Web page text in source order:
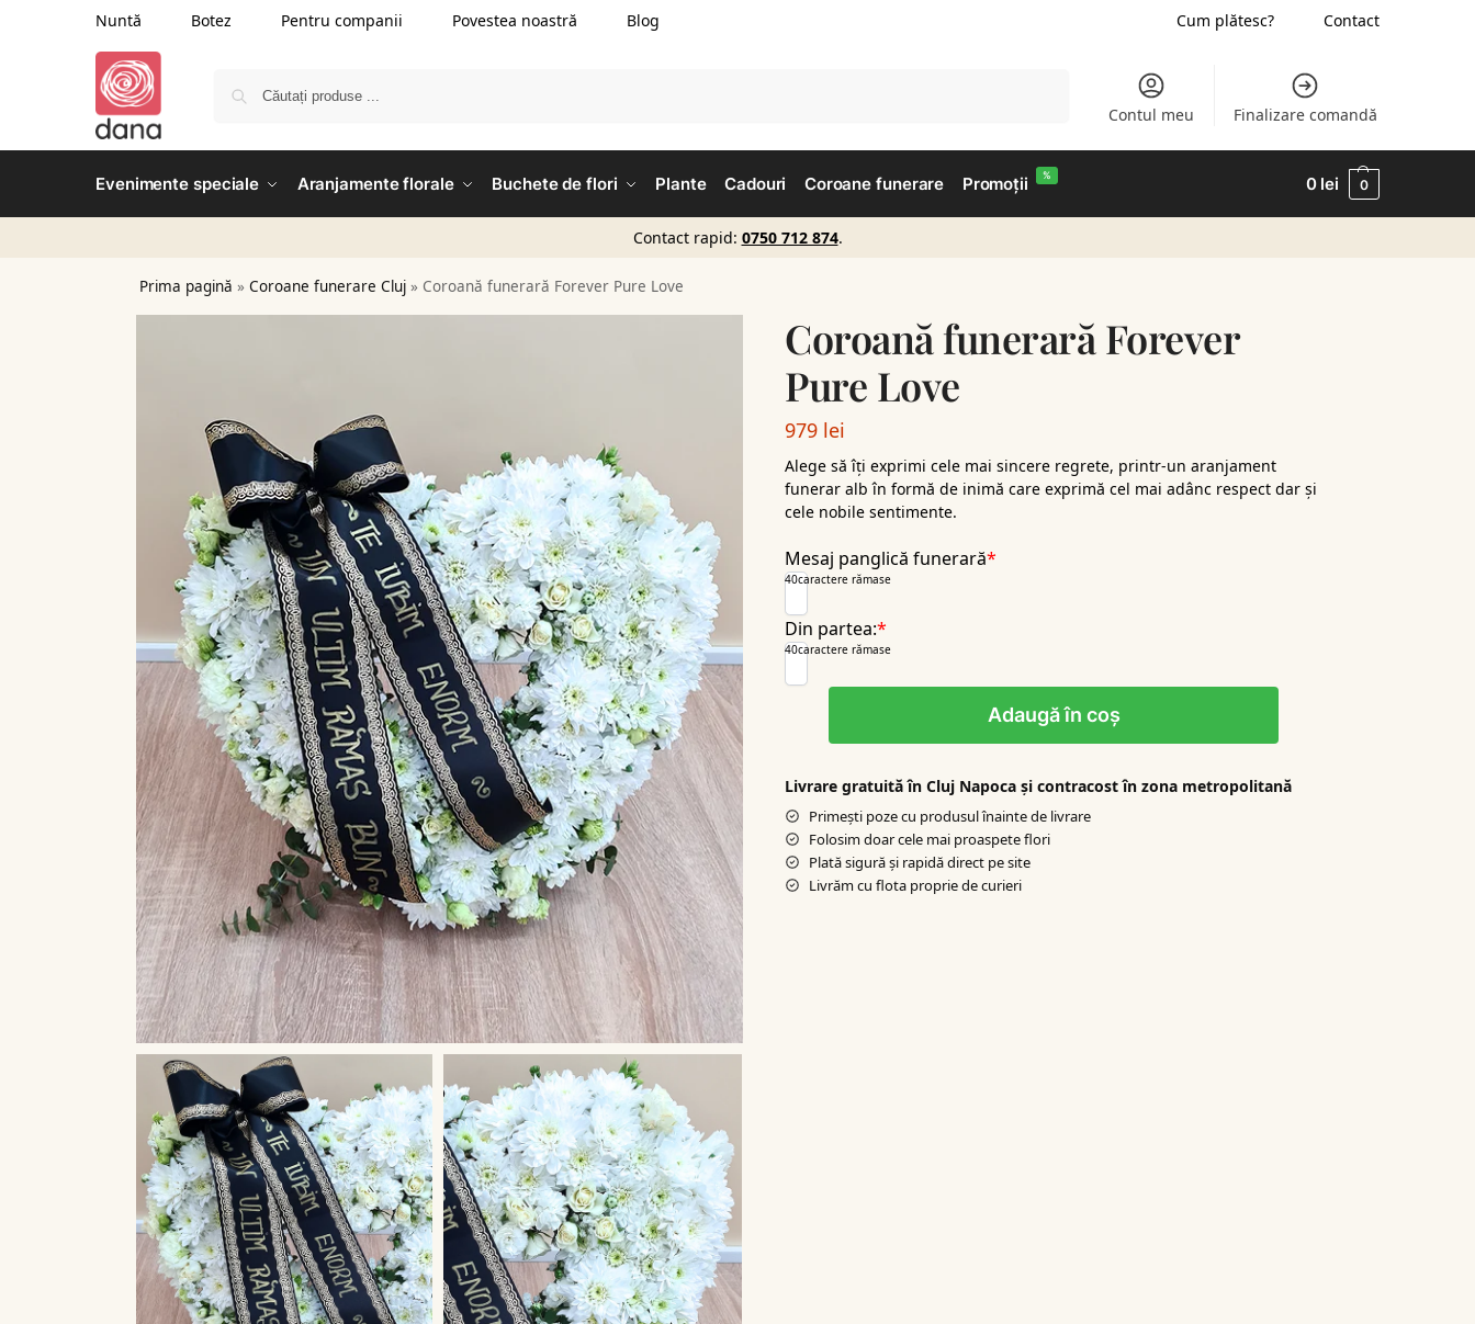
Nuntă Botez Pentru companii Povestea noastră Blog Cum plătesc? Contact
Contul meu Finalizare comandă
Evenimente speciale Aranjamente florale Buchete de flori Plante Cadouri Coroane funerare Promoții % 0 lei 0
Contact rapid: 0750 712 874.
Prima pagină »Coroane funerare Cluj » Coroană funerară Forever Pure Love
Coroană funerară Forever
Pure Love
979 lei
Alege să îți exprimi cele mai sincere regrete, printr-un aranjament
funerar alb în formă de inimă care exprimă cel mai adânc respect dar și
cele nobile sentimente.
*
Mesaj panglică funerară
40caractere rămase
*
Din partea:
40caractere rămase
Adaugă în coș
Livrare gratuită în Cluj Napoca şi contracost în zona metropolitană
Primești poze cu produsul înainte de livrare
Folosim doar cele mai proaspete flori
Plată sigură şi rapidă direct pe site
Livrăm cu flota proprie de curieri